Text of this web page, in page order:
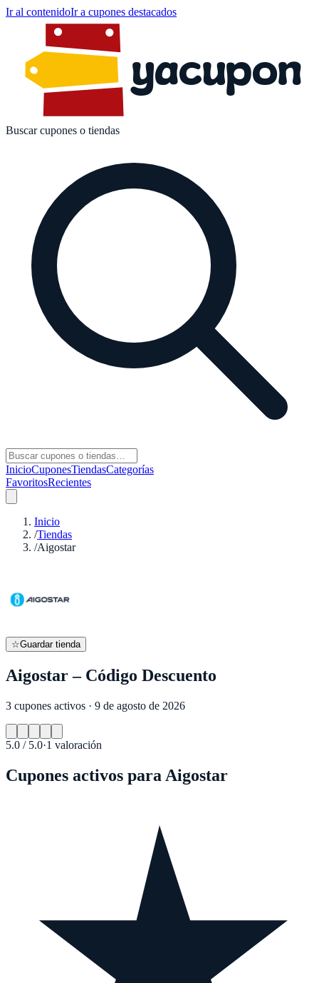
Ir al contenidoIr a cupones destacados
yacupon
Buscar cupones o tiendas
InicioCuponesTiendasCategorías
FavoritosRecientes
Inicio
/Tiendas
/Aigostar
☆Guardar tienda
Aigostar – Código Descuento
3 cupones activos · 9 de agosto de 2026
5.0 / 5.0·1 valoración
Cupones activos para Aigostar